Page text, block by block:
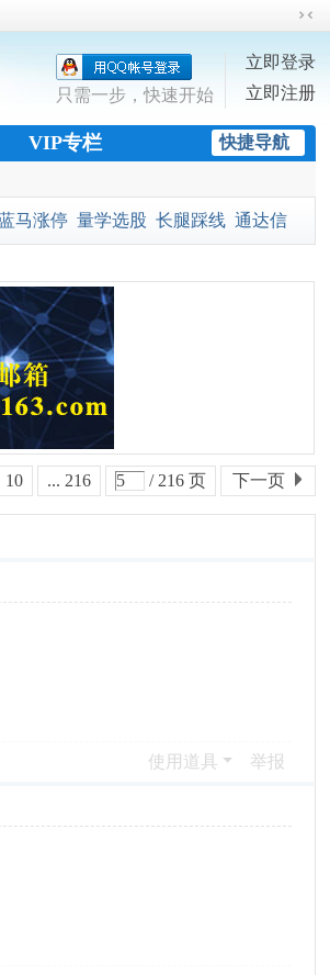
切
换
到
窄
立即登录
立即注册
只需一步，快速开始
快捷导航
VIP专栏
马涨停 量学选股 长腿踩线 通达信
10 ... 216 / 216 页 下一页
使用道具 举报